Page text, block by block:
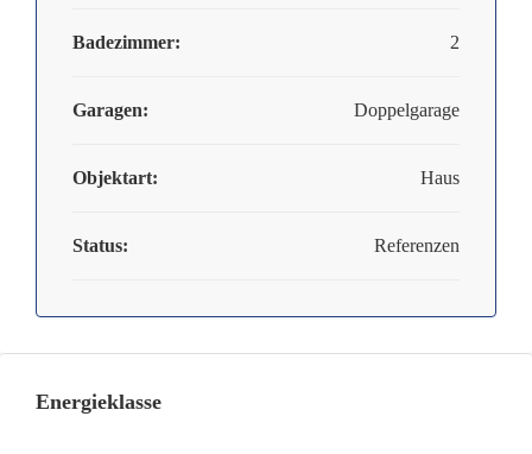
Badezimmer: 2
Garagen: Doppelgarage
Objektart: Haus
Status: Referenzen
Energieklasse